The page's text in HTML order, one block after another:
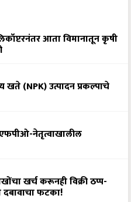
आता विमानातून कृषी
खते (NPK) उत्पादन प्रकल्पाचे
एफपीओ-नेतृत्वाखालील
खर्च करूनही विक्री ठप्प-
दबावाचा फटका!